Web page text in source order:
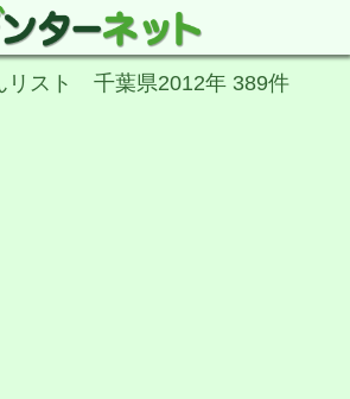
リスト 千葉県2012年 389件